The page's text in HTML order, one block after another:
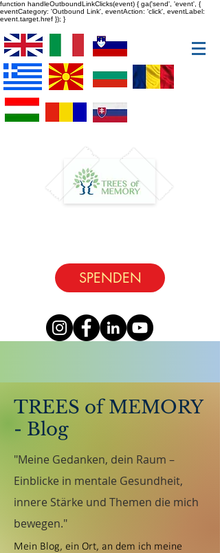
function handleOutboundLinkClicks(event) { ga('send', 'event', {
eventCategory: 'Outbound Link', eventAction: 'click', eventLabel:
event.target.href }); }
SPENDEN
TREES of MEMORY
- Blog
"Meine Gedanken, dein Raum –
Einblicke in mentale Gesundheit,
innere Stärke und Themen die mich
bewegen."
Mein Blog, ein Ort, an dem ich meine